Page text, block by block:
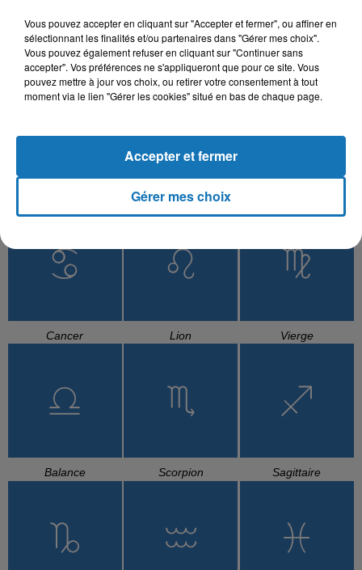
L'HOROSCOPE
Taureau
Cancer Lion Vierge
Balance Scorpion Sagittaire
Vous pouvez accepter en cliquant sur "Accepter et fermer", ou affiner en
sélectionnant les finalités et/ou partenaires dans "Gérer mes choix".
Vous pouvez également refuser en cliquant sur "Continuer sans
accepter". Vos préférences ne s'appliqueront que pour ce site. Vous
pouvez mettre à jour vos choix, ou retirer votre consentement à tout
moment via le lien "Gérer les cookies" situé en bas de chaque page.
Gérer mes choix
Accepter et fermer